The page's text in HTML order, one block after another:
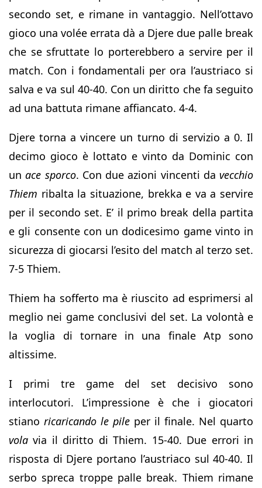
secondo set, e rimane in vantaggio. Nell’ottavo
gioco una volée errata dà a Djere due palle break
che se sfruttate lo porterebbero a servire per il
match. Con i fondamentali per ora l’austriaco si
salva e va sul 40-40. Con un diritto che fa seguito
ad una battuta rimane affiancato. 4-4.
Djere torna a vincere un turno di servizio a 0. Il
decimo gioco è lottato e vinto da Dominic con
unace sporco. Con due azioni vincenti da vecchio
Thiem ribalta la situazione, brekka e va a servire
per il secondo set. E’ il primo break della partita
e gli consente con un dodicesimo game vinto in
sicurezza di giocarsi l’esito del match al terzo set.
7-5 Thiem.
Thiem ha sofferto ma è riuscito ad esprimersi al
meglio nei game conclusivi del set. La volontà e
la voglia di tornare in una finale Atp sono
altissime.
I primi tre game del set decisivo sono
interlocutori. L’impressione è che i giocatori
stiano ricaricando le pile per il finale. Nel quarto
vola via il diritto di Thiem. 15-40. Due errori in
risposta di Djere portano l’austriaco sul 40-40. Il
serbo spreca troppe palle break. Thiem rimane